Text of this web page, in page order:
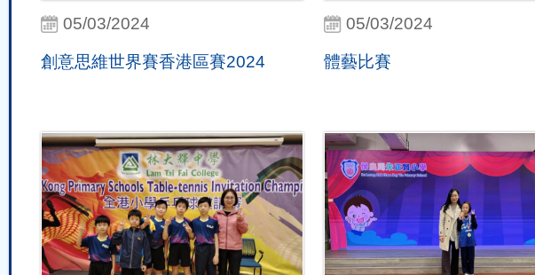
05/03/2024
創意思維世界賽香港區賽2024
05/03/2024
體藝比賽